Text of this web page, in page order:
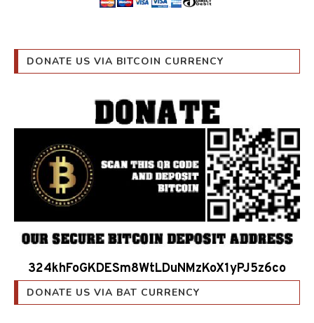
DONATE US VIA BITCOIN CURRENCY
324khFoGKDESm8WtLDuNMzKoX1yPJ5z6co
DONATE US VIA BAT CURRENCY